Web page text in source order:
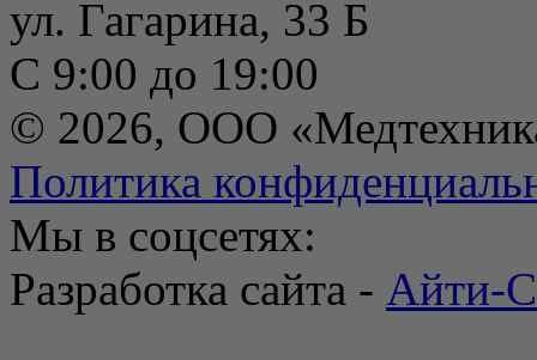
ул. Гагарина, 33 Б
С 9:00 до 19:00
© 2026, ООО
Политика
Мы в соцсетях:
Разработка сайта - Айти-